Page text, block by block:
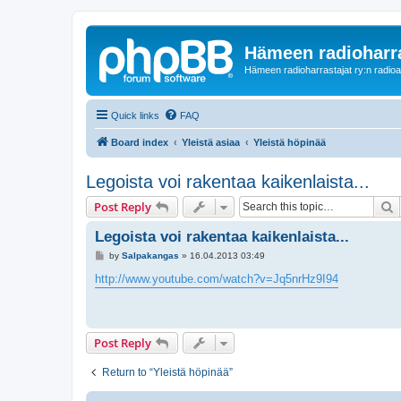
Hämeen
Hämeen radioharrastajat ry:n
Quick links FAQ
Board index Yleistä asiaa Yleistä höpinää
Legoista voi rakentaa kaikenlaista...
Post Reply
Legoista voi rakentaa kaikenlaista...
P
s
t
by Salpakangas » 16.04.2013 03:49
http://www.youtube.com/watch?v=Jq5nrHz9I94
Post Reply
Return to “Yleistä höpinää”